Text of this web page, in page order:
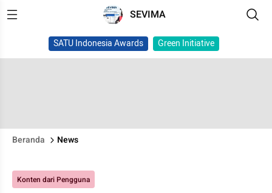
SEVIMA
SATU Indonesia Awards Green Initiative
Beranda News
Konten dari Pengguna